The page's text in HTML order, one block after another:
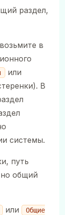
раздел,
в
или
В
системы.
путь
но общий
или
Общие